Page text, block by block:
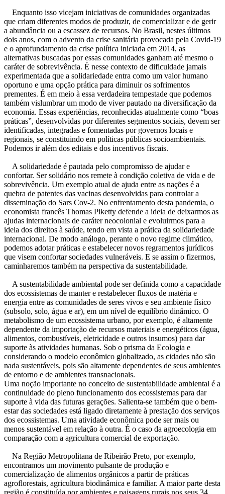
Enquanto isso vicejam iniciativas de comunidades organizadas
que criam diferentes modos de produzir, de comercializar e de gerir
a abundância ou a escassez de recursos. No Brasil, nestes últimos
dois anos, com o advento da crise sanitária provocada pela Covid-19
e o aprofundamento da crise política iniciada em 2014, as
alternativas buscadas por essas comunidades ganham até mesmo o
caráter de sobrevivência. É nesse contexto de dificuldade jamais
experimentada que a solidariedade entra como um valor humano
oportuno e uma opção prática para diminuir os sofrimentos
prementes. É em meio à essa verdadeira tempestade que podemos
também vislumbrar um modo de viver pautado na diversificação da
economia. Essas experiências, reconhecidas atualmente como “boas
práticas”, desenvolvidas por diferentes segmentos sociais, devem ser
identificadas, integradas e fomentadas por governos locais e
regionais, se constituindo em políticas públicas socioambientais.
Podemos ir além dos editais e dos incentivos fiscais.
A solidariedade é pautada pelo compromisso de ajudar e
confortar. Ser solidário nos remete à condição coletiva de vida e de
sobrevivência. Um exemplo atual de ajuda entre as nações é a
quebra de patentes das vacinas desenvolvidas para controlar a
disseminação do Sars Cov-2. No enfrentamento desta pandemia, o
economista francês Thomas Piketty defende a ideia de deixarmos as
ajudas internacionais de caráter neocolonial e evoluirmos para a
ideia dos direitos à saúde, tendo em vista a prática da solidariedade
internacional. De modo análogo, perante o novo regime climático,
podemos adotar práticas e estabelecer novos regramentos jurídicos
que visem confortar sociedades vulneráveis. E se assim o fizermos,
caminharemos também na perspectiva da sustentabilidade.
A sustentabilidade ambiental pode ser definida como a capacidade
dos ecossistemas de manter e restabelecer fluxos de matéria e
energia entre as comunidades de seres vivos e seu ambiente físico
(subsolo, solo, água e ar), em um nível de equilíbrio dinâmico. O
metabolismo de um ecossistema urbano, por exemplo, é altamente
dependente da importação de recursos materiais e energéticos (água,
alimentos, combustíveis, eletricidade e outros insumos) para dar
suporte às atividades humanas. Sob o prisma da Ecologia e
considerando o modelo econômico globalizado, as cidades não são
nada sustentáveis, pois são altamente dependentes de seus ambientes
de entorno e de ambientes transnacionais.
Uma noção importante no conceito de sustentabilidade ambiental é a
continuidade do pleno funcionamento dos ecossistemas para dar
suporte à vida das futuras gerações. Salienta-se também que o bem-
estar das sociedades está ligado diretamente à prestação dos serviços
dos ecossistemas. Uma atividade econômica pode ser mais ou
menos sustentável em relação à outra. É o caso da agroecologia em
comparação com a agricultura comercial de exportação.
Na Região Metropolitana de Ribeirão Preto, por exemplo,
encontramos um movimento pulsante de produção e
comercialização de alimentos orgânicos a partir de práticas
agroflorestais, agricultura biodinâmica e familiar. A maior parte desta
região é constituída por ambientes e paisagens rurais nos seus 34